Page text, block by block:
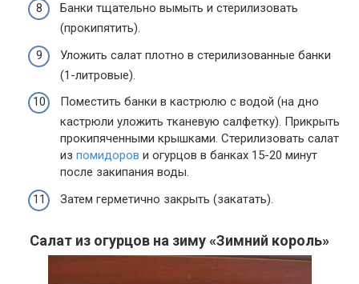
Банки тщательно вымыть и стерилизовать
(прокипятить).
Уложить салат плотно в стерилизованные банки
(1-литровые).
Поместить банки в кастрюлю с водой (на дно
кастрюли уложить тканевую салфетку). Прикрыть
прокипяченными крышками. Стерилизовать салат
из помидоров и огурцов в банках 15-20 минут
после закипания воды.
Затем герметично закрыть (закатать).
Салат из огурцов на зиму «Зимний король»